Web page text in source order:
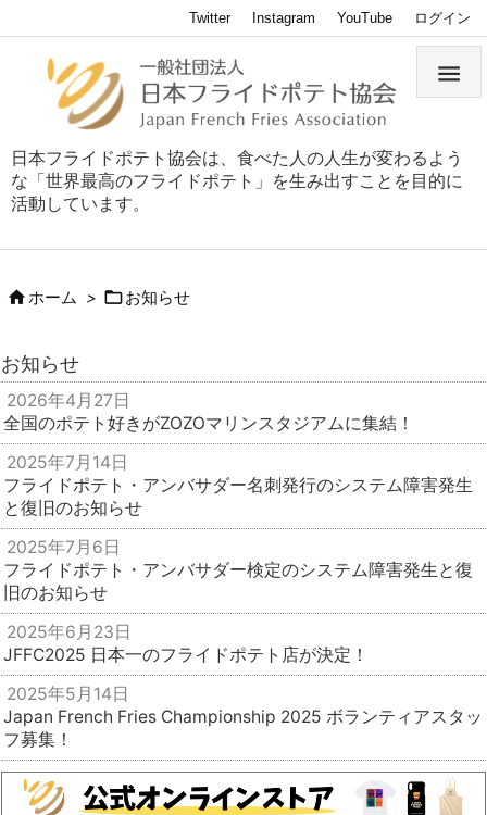
日本フライドポテト協会は、食べた人の人生が変わるよう
な「世界最高のフライドポテト」を生み出すことを目的に
活動しています。

Twitter Instagram YouTube ログイン
ホーム > お知らせ
お知らせ
2026年4月27日
全国のポテト好きがZOZOマリンスタジアムに集結！
2025年7月14日
フライドポテト・アンバサダー名刺発行のシステム障害発生
と復旧のお知らせ
2025年7月6日
フライドポテト・アンバサダー検定のシステム障害発生と復
旧のお知らせ
2025年6月23日
JFFC2025 日本一のフライドポテト店が決定！
2025年5月14日
Japan French Fries Championship 2025 ボランティアスタッ
フ募集！